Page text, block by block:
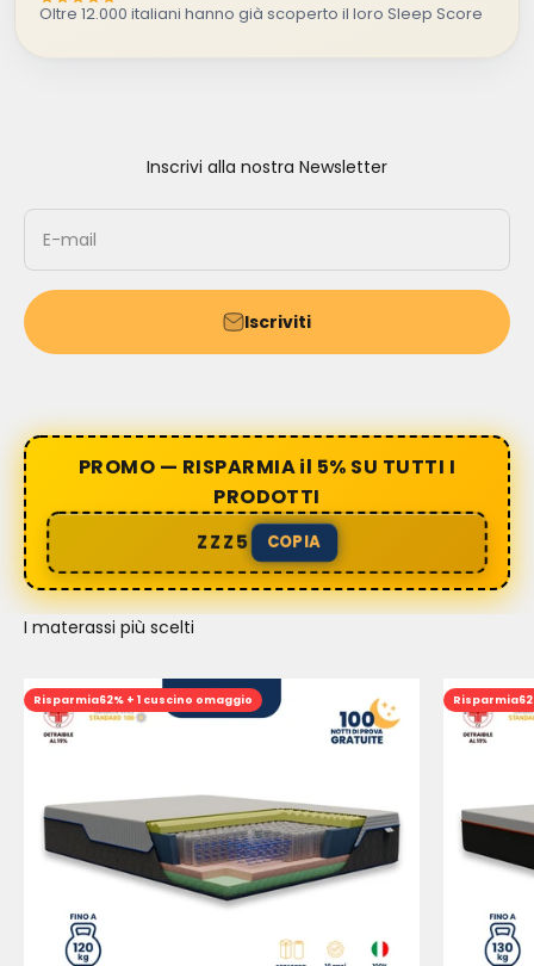
Oltre 12.000 italiani hanno già scoperto il loro Sleep Score
Inscrivi alla nostra Newsletter
E-mail
Iscriviti
PROMO — RISPARMIA il 5% SU TUTTI I
PRODOTTI
ZZZ5 COPIA
I materassi più scelti
Risparmia62% + 1 cuscino omaggio Risparmia